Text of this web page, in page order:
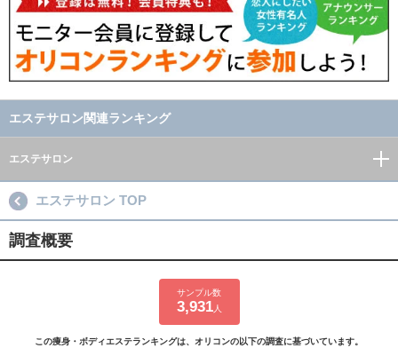
エステサロン関連ランキング
エステサロン
エステサロン TOP
調査概要
サンプル数
3,931人
この痩身・ボディエステランキングは、オリコンの以下の調査に基づいています。